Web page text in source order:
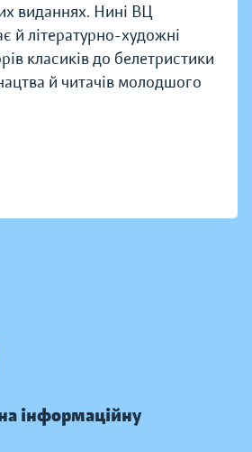
виданнях. Нині ВЦ
й літературно-художні
класиків до белетристики
й читачів молодшого
інформаційну